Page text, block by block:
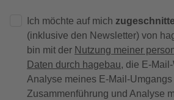
Ich möchte auf mich
(inklusive den Newsletter) von
bin mit der Nutzung meiner
Daten durch hagebau, die E-
Analyse meines E-Mail-
Zusammenführung und Analyse